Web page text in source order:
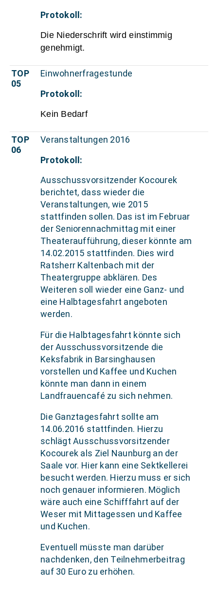
Protokoll:
Die Niederschrift wird einstimmig
genehmigt.
TOP
05
Einwohnerfragestunde
Protokoll:
Kein Bedarf
TOP
06
Veranstaltungen 2016
Protokoll:
Ausschussvorsitzender Kocourek
berichtet, dass wieder die
Veranstaltungen, wie 2015
stattfinden sollen. Das ist im Februar
der Seniorennachmittag mit einer
Theateraufführung, dieser könnte am
14.02.2015 stattfinden. Dies wird
Ratsherr Kaltenbach mit der
Theatergruppe abklären. Des
Weiteren soll wieder eine Ganz- und
eine Halbtagesfahrt angeboten
werden.
Für die Halbtagesfahrt könnte sich
der Ausschussvorsitzende die
Keksfabrik in Barsinghausen
vorstellen und Kaffee und Kuchen
könnte man dann in einem
Landfrauencafé zu sich nehmen.
Die Ganztagesfahrt sollte am
14.06.2016 stattfinden. Hierzu
schlägt Ausschussvorsitzender
Kocourek als Ziel Naunburg an der
Saale vor. Hier kann eine Sektkellerei
besucht werden. Hierzu muss er sich
noch genauer informieren. Möglich
wäre auch eine Schifffahrt auf der
Weser mit Mittagessen und Kaffee
und Kuchen.
Eventuell müsste man darüber
nachdenken, den Teilnehmerbeitrag
auf 30 Euro zu erhöhen.